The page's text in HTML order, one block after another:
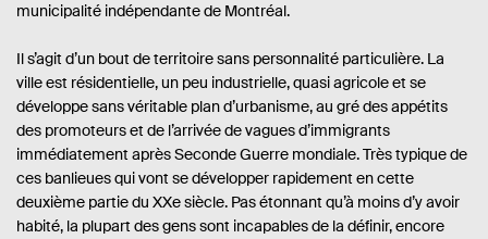
municipalité indépendante de Montréal.
Il s’agit d’un bout de territoire sans personnalité particulière. La
ville est résidentielle, un peu industrielle, quasi agricole et se
développe sans véritable plan d’urbanisme, au gré des appétits
des promoteurs et de l’arrivée de vagues d’immigrants
immédiatement après Seconde Guerre mondiale. Très typique de
ces banlieues qui vont se développer rapidement en cette
deuxième partie du XXe siècle. Pas étonnant qu’à moins d’y avoir
habité, la plupart des gens sont incapables de la définir, encore